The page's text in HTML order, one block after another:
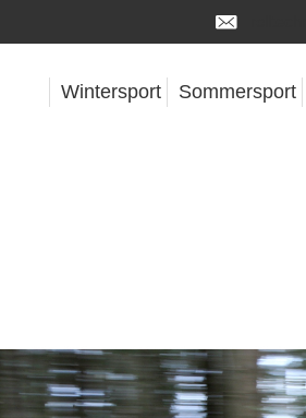
Wintersport Sommersport